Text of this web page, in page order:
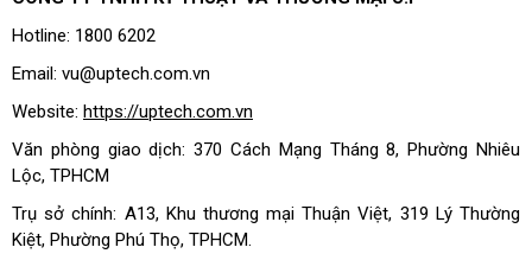
Hotline: 1800 6202
Email: vu@uptech.com.vn
Website: https://uptech.com.vn
Văn phòng giao dịch: 370 Cách Mạng Tháng 8, Phường Nhiêu
Lộc, TPHCM
Trụ sở chính: A13, Khu thương mại Thuận Việt, 319 Lý Thường
Kiệt, Phường Phú Thọ, TPHCM.